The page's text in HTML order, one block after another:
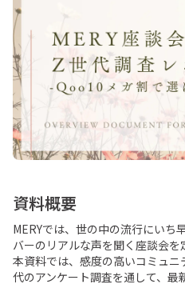
資料概要
MERYでは、世の中の流行にいち
バーのリアルな声を聞く座談会を
本資料では、感度の高いコミュ
代のアンケート調査を通して、最